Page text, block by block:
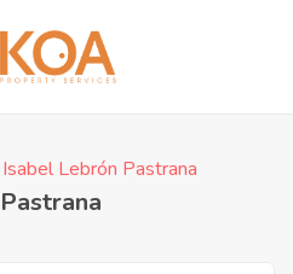
Lebrón Pastrana